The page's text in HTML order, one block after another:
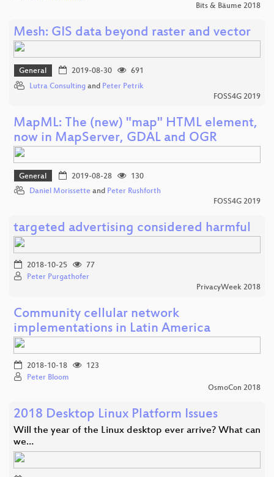
Bits & Bäume 2018
Mesh: GIS data beyond raster and vector
General 2019-08-30
691
Lutra Consulting and Peter Petrik
FOSS4G 2019
MapML: The (new) "map" HTML element,
now in MapServer, GDAL and OGR
General 2019-08-28
130
Daniel Morissette and Peter Rushforth
FOSS4G 2019
targeted advertising considered harmful
2018-10-25
77
Peter Purgathofer
PrivacyWeek 2018
Community cellular network
implementations in Latin America
2018-10-18
123
Peter Bloom
OsmoCon 2018
2018 Desktop Linux Platform Issues
Will the year of the Linux desktop ever arrive? What can
we…